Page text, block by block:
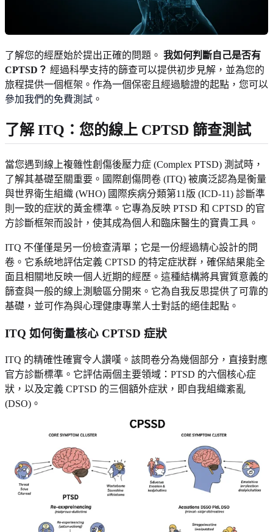
了解您的經歷始於提出正確的問題。 我如何判斷自己是否有
CPTSD？ 經過科學支持的篩查可以提供初步見解，並為您的
旅程提供一個框架。作為一個保密且經過驗證的起點，您可以
參加我們的免費測試 。
了解 ITQ：您的線上 CPTSD 篩查測試
當您遇到線上複雜性創傷後壓力症 (Complex PTSD) 測試時，
了解其基礎至關重要。國際創傷問卷 (ITQ) 被廣泛認為是衡量
與世界衛生組織 (WHO) 國際疾病分類第11版 (ICD-11) 診斷準
則一致的症狀的黃金標準。它專為反映 PTSD 和 CPTSD 的官
方診斷框架而設計，使其成為個人和臨床醫生的寶貴工具。
ITQ 不僅僅是另一份檢查清單；它是一份經過精心設計的問
卷。它系統地評估定義 CPTSD 的特定症狀群，確保結果能全
面且相關地反映一個人近期的經歷。這種結構將具實質意義的
篩查與一般的線上測驗區分開來。它為自我反思提供了可靠的
基礎，並可作為與心理健康專業人士對話的絕佳起點。
ITQ 如何衡量核心 CPTSD 症狀
ITQ 的精確性確實令人讚嘆。該問卷分為幾個部分，直接對應
官方診斷標準。它評估兩個主要領域：PTSD 的六個核心症
狀，以及定義 CPTSD 的三個額外症狀，即自我組織紊亂
(DSO)。